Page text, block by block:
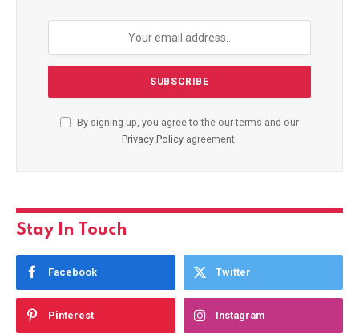
By signing up, you agree to the our terms and our
Privacy Policy agreement.
Stay In Touch
Facebook Twitter
Pinterest Instagram